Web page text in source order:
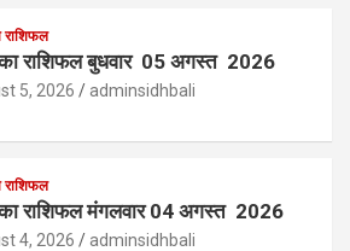
राशिफल बुधवार 05 अगस्त 2026
5, 2026 adminsidhbali
राशिफल मंगलवार 04 अगस्त 2026
4, 2026 adminsidhbali